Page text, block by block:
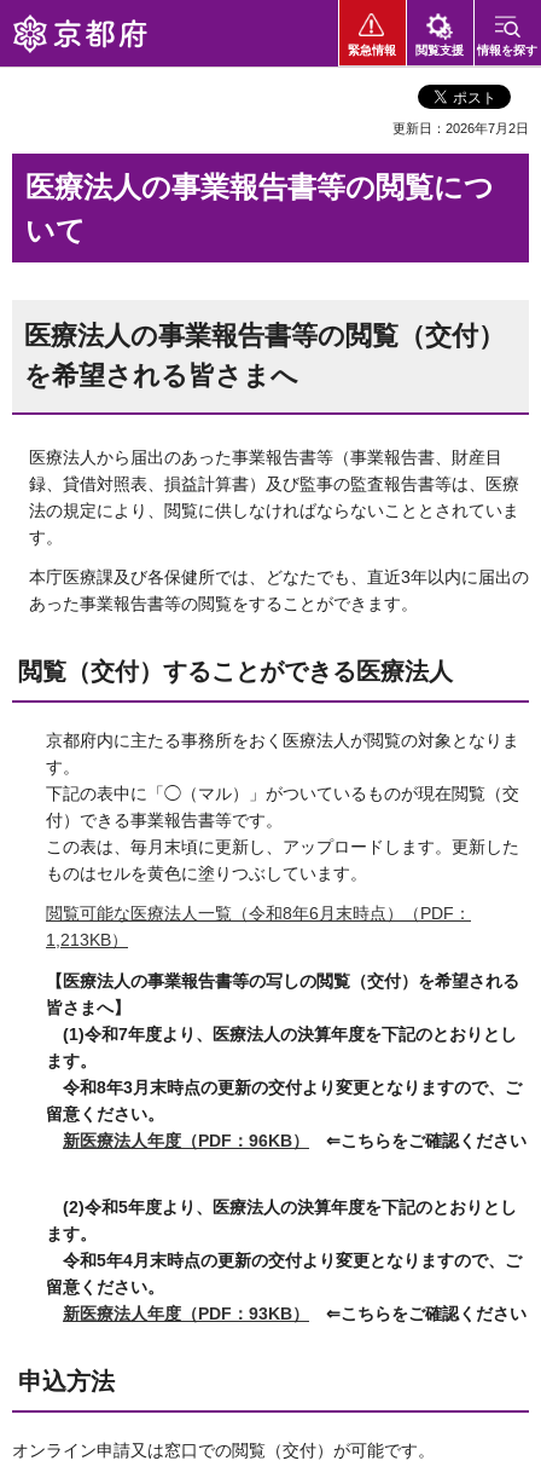
京都府
緊急情報 閲覧支援 情報を探す
更新日：2026年7月2日
医療法人の事業報告書等の閲覧につ
いて
医療法人の事業報告書等の閲覧（交付）
を希望される皆さまへ
医療法人から届出のあった事業報告書等（事業報告書、財産目
録、貸借対照表、損益計算書）及び監事の監査報告書等は、医療
法の規定により、閲覧に供しなければならないこととされていま
す。
本庁医療課及び各保健所では、どなたでも、直近3年以内に届出の
あった事業報告書等の閲覧をすることができます。
閲覧（交付）することができる医療法人
京都府内に主たる事務所をおく医療法人が閲覧の対象となりま
す。
下記の表中に「◯（マル）」がついているものが現在閲覧（交
付）できる事業報告書等です。
この表は、毎月末頃に更新し、アップロードします。更新した
ものはセルを黄色に塗りつぶしています。
閲覧可能な医療法人一覧（令和8年6月末時点）（PDF：
1,213KB）
【医療法人の事業報告書等の写しの閲覧（交付）を希望される
皆さまへ】
(1)令和7年度より、医療法人の決算年度を下記のとおりとし
ます。
令和8年3月末時点の更新の交付より変更となりますので、ご
留意ください。
新医療法人年度（PDF：96KB）
⇐こちらをご確認ください
(2)令和5年度より、医療法人の決算年度を下記のとおりとし
ます。
令和5年4月末時点の更新の交付より変更となりますので、ご
留意ください。
新医療法人年度（PDF：93KB）
⇐こちらをご確認ください
申込方法
オンライン申請又は窓口での閲覧（交付）が可能です。